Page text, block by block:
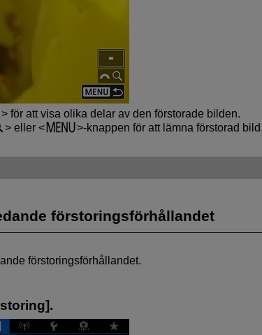
för att visa olika delar av den förstorade bilden.
eller -knappen för att lämna förstorad bild.
förstoringsförhållandet
förstoringsförhållandet.
].